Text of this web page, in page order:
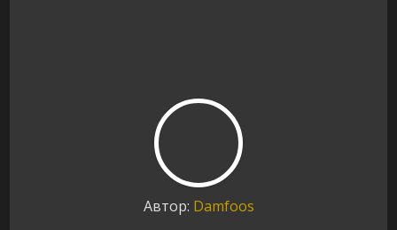
Автор: Damfoos